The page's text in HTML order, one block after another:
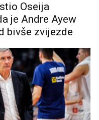
Oseija
je Andre Ayew
bivše zvijezde